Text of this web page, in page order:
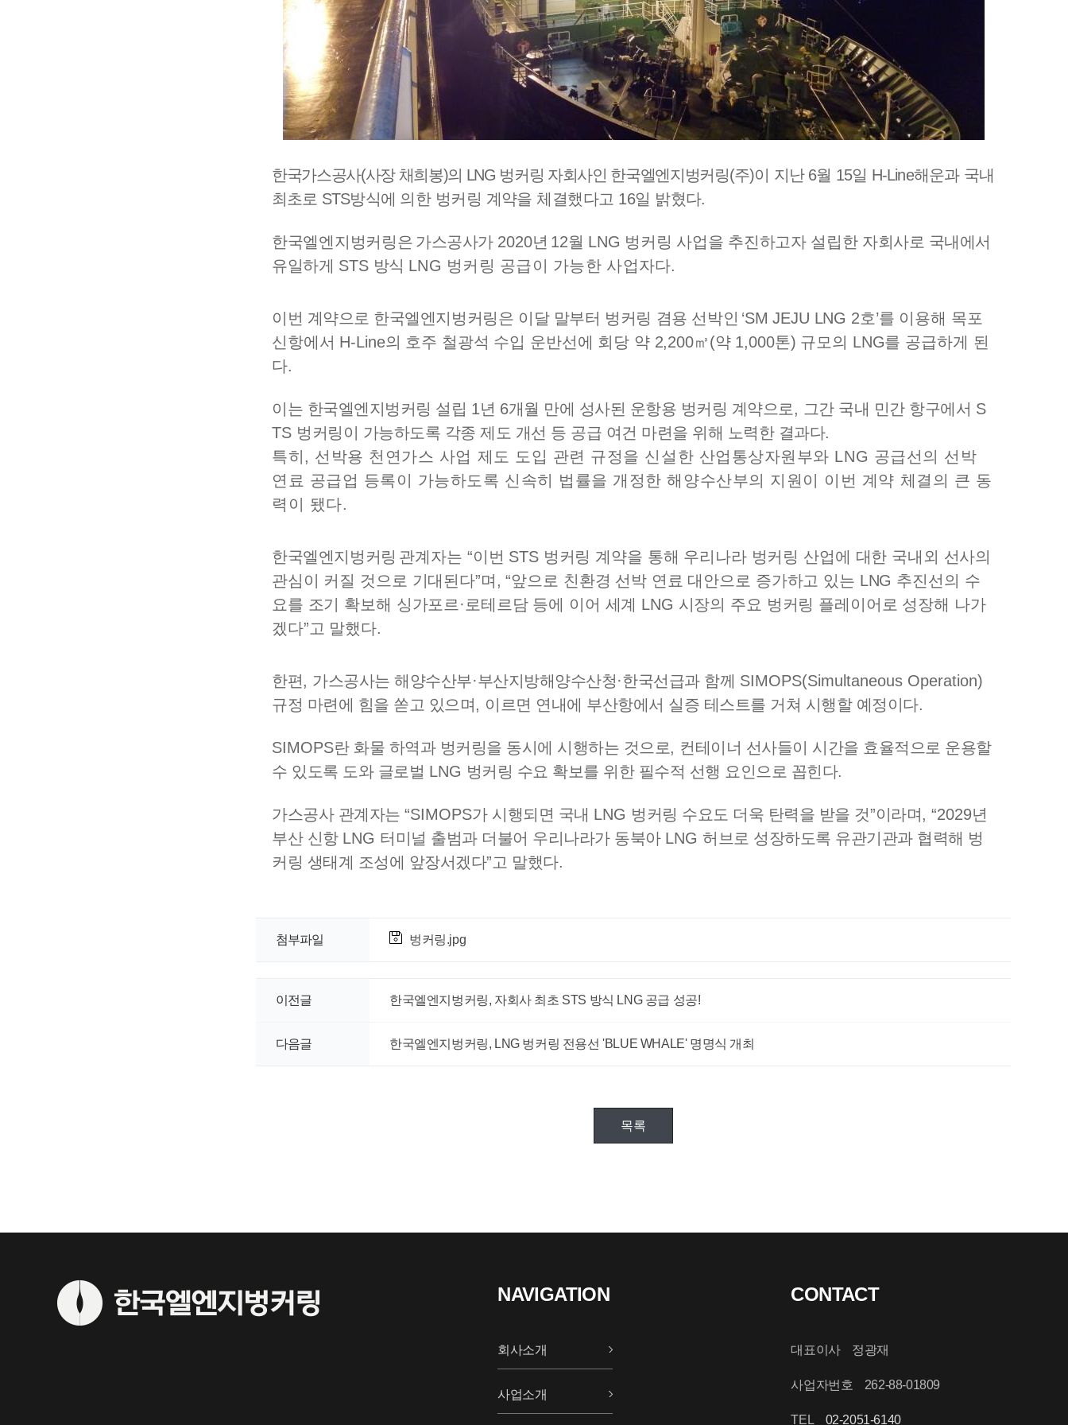
한국가스공사(사장 채희봉)의 LNG 벙커링 자회사인 한국엘엔지벙커링(주)이 지난 6월 15일 H-Line해운과 국내
최초로 STS방식에 의한 벙커링 계약을 체결했다고 16일 밝혔다.
한국엘엔지벙커링은 가스공사가 2020년 12월 LNG 벙커링 사업을 추진하고자 설립한 자회사로 국내에서
유일하게 STS 방식 LNG 벙커링 공급이 가능한 사업자다.
이번 계약으로 한국엘엔지벙커링은 이달 말부터 벙커링 겸용 선박인 ‘SM JEJU LNG 2호’를 이용해 목포
신항에서 H-Line의 호주 철광석 수입 운반선에 회당 약 2,200㎥(약 1,000톤) 규모의 LNG를 공급하게 된
다.
이는 한국엘엔지벙커링 설립 1년 6개월 만에 성사된 운항용 벙커링 계약으로 , 그간 국내 민간 항구에서 S
TS 벙커링이 가능하도록 각종 제도 개선 등 공급 여건 마련을 위해 노력한 결과다.
특히 , 선박용 천연가스 사업 제도 도입 관련 규정을 신설한 산업통상자원부와 LNG 공급선의 선박
연료 공급업 등록이 가능하도록 신속히 법률을 개정한 해양수산부의 지원이 이번 계약 체결의 큰 동
력이 됐다.
한국엘엔지벙커링 관계자는 “이번 STS 벙커링 계약을 통해 우리나라 벙커링 산업에 대한 국내외 선사의
관심이 커질 것으로 기대된다”며 , “앞으로 친환경 선박 연료 대안으로 증가하고 있는 LNG 추진선의 수
요를 조기 확보해 싱가포르 · 로테르담 등에 이어 세계 LNG 시장의 주요 벙커링 플레이어로 성장해 나가
겠다”고 말했다.
한편 , 가스공사는 해양수산부·부산지방해양수산청·한국선급과 함께 SIMOPS(Simultaneous Operation)
규정 마련에 힘을 쏟고 있으며 , 이르면 연내에 부산항에서 실증 테스트를 거쳐 시행할 예정이다.
SIMOPS란 화물 하역과 벙커링을 동시에 시행하는 것으로, 컨테이너 선사들이 시간을 효율적으로 운용할
수 있도록 도와 글로벌 LNG 벙커링 수요 확보를 위한 필수적 선행 요인으로 꼽힌다.
가스공사 관계자는 “SIMOPS가 시행되면 국내 LNG 벙커링 수요도 더욱 탄력을 받을 것”이라며 , “2029년
부산 신항 LNG 터미널 출범과 더불어 우리나라가 동북아 LNG 허브로 성장하도록 유관기관과 협력해 벙
커링 생태계 조성에 앞장서겠다”고 말했다.
첨부파일 벙커링.jpg
이전글 한국엘엔지벙커링, 자회사 최초 STS 방식 LNG 공급 성공!
다음글 한국엘엔지벙커링, LNG 벙커링 전용선 'BLUE WHALE' 명명식 개최
목록
NAVIGATION
회사소개
사업소개
CONTACT
대표이사 정광재
사업자번호 262-88-01809
TEL 02-2051-6140